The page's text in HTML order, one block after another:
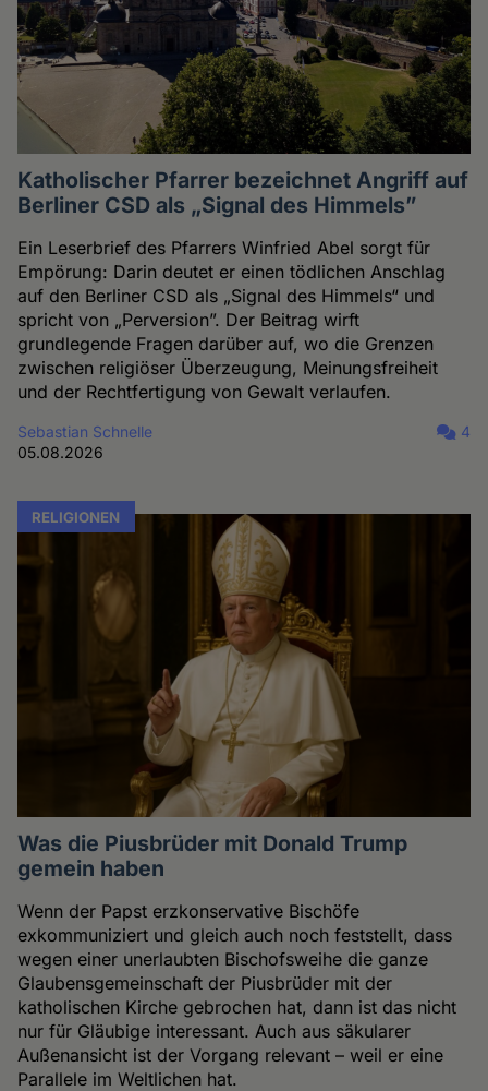
Katholischer Pfarrer bezeichnet Angriff auf
Berliner CSD als „Signal des Himmels”
Ein Leserbrief des Pfarrers Winfried Abel sorgt für
Empörung: Darin deutet er einen tödlichen Anschlag
auf den Berliner CSD als „Signal des Himmels“ und
spricht von „Perversion”. Der Beitrag wirft
grundlegende Fragen darüber auf, wo die Grenzen
zwischen religiöser Überzeugung, Meinungsfreiheit
und der Rechtfertigung von Gewalt verlaufen.
Sebastian Schnelle
05.08.2026
4
RELIGIONEN
Was die Piusbrüder mit Donald Trump
gemein haben
Wenn der Papst erzkonservative Bischöfe
exkommuniziert und gleich auch noch feststellt, dass
wegen einer unerlaubten Bischofsweihe die ganze
Glaubensgemeinschaft der Piusbrüder mit der
katholischen Kirche gebrochen hat, dann ist das nicht
nur für Gläubige interessant. Auch aus säkularer
Außenansicht ist der Vorgang relevant – weil er eine
Parallele im Weltlichen hat.